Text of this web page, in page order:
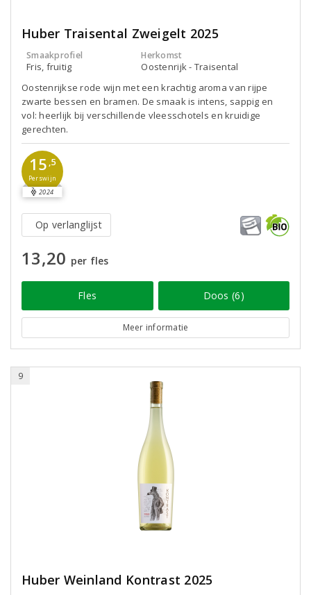
Huber Traisental Zweigelt 2025
Smaakprofiel
Fris, fruitig
Herkomst
Oostenrijk - Traisental
Oostenrijkse rode wijn met een krachtig aroma van rijpe
zwarte bessen en bramen. De smaak is intens, sappig en
vol: heerlijk bij verschillende vleesschotels en kruidige
gerechten.
15 ,5
Perswijn
2024
Op verlanglijst
13,20 per fles
Fles Doos (6)
Meer informatie
9
Huber Weinland Kontrast 2025